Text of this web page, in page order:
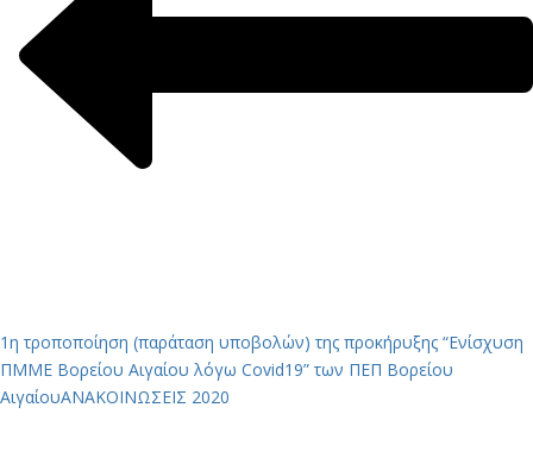
1η τροποποίηση (παράταση υποβολών) της προκήρυξης “Ενίσχυση
ΠΜΜΕ Βορείου Αιγαίου λόγω Covid19” των ΠΕΠ Βορείου
ΑιγαίουΑΝΑΚΟΙΝΩΣΕΙΣ 2020